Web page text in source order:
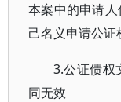
本案中的申请
己名义申请公证
3.公证债权
同无效